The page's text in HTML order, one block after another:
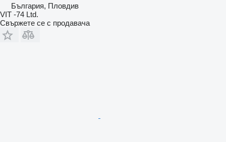
България, Пловдив
VIT -74 Ltd.
Свържете се с продавача